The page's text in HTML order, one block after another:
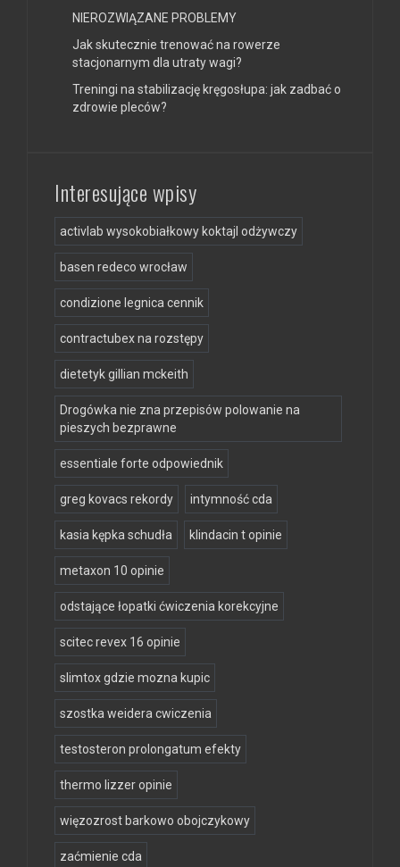
NIEROZWIĄZANE PROBLEMY
Jak skutecznie trenować na rowerze
stacjonarnym dla utraty wagi?
Treningi na stabilizację kręgosłupa: jak zadbać o
zdrowie pleców?
Interesujące wpisy
activlab wysokobiałkowy koktajl odżywczy
basen redeco wrocław
condizione legnica cennik
contractubex na rozstępy
dietetyk gillian mckeith
Drogówka nie zna przepisów polowanie na
pieszych bezprawne
essentiale forte odpowiednik
greg kovacs rekordy intymność cda
kasia kępka schudła klindacin t opinie
metaxon 10 opinie
odstające łopatki ćwiczenia korekcyjne
scitec revex 16 opinie
slimtox gdzie mozna kupic
szostka weidera cwiczenia
testosteron prolongatum efekty
thermo lizzer opinie
więzozrost barkowo obojczykowy
zaćmienie cda